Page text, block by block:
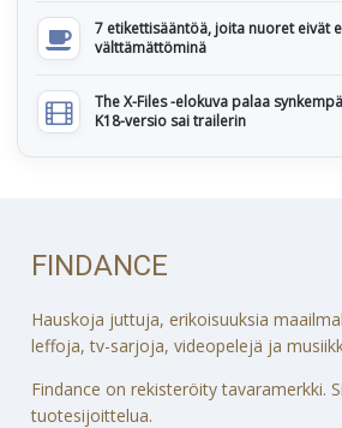
7 etikettisääntöä, joita nuoret eivät
välttämättöminä
The X-Files -elokuva palaa
K18-versio sai trailerin
FINDANCE
Hauskoja juttuja, erikoisuuksia
leffoja, tv-sarjoja, videopelejä ja
Findance on rekisteröity tavaramerkki.
tuotesijoittelua.